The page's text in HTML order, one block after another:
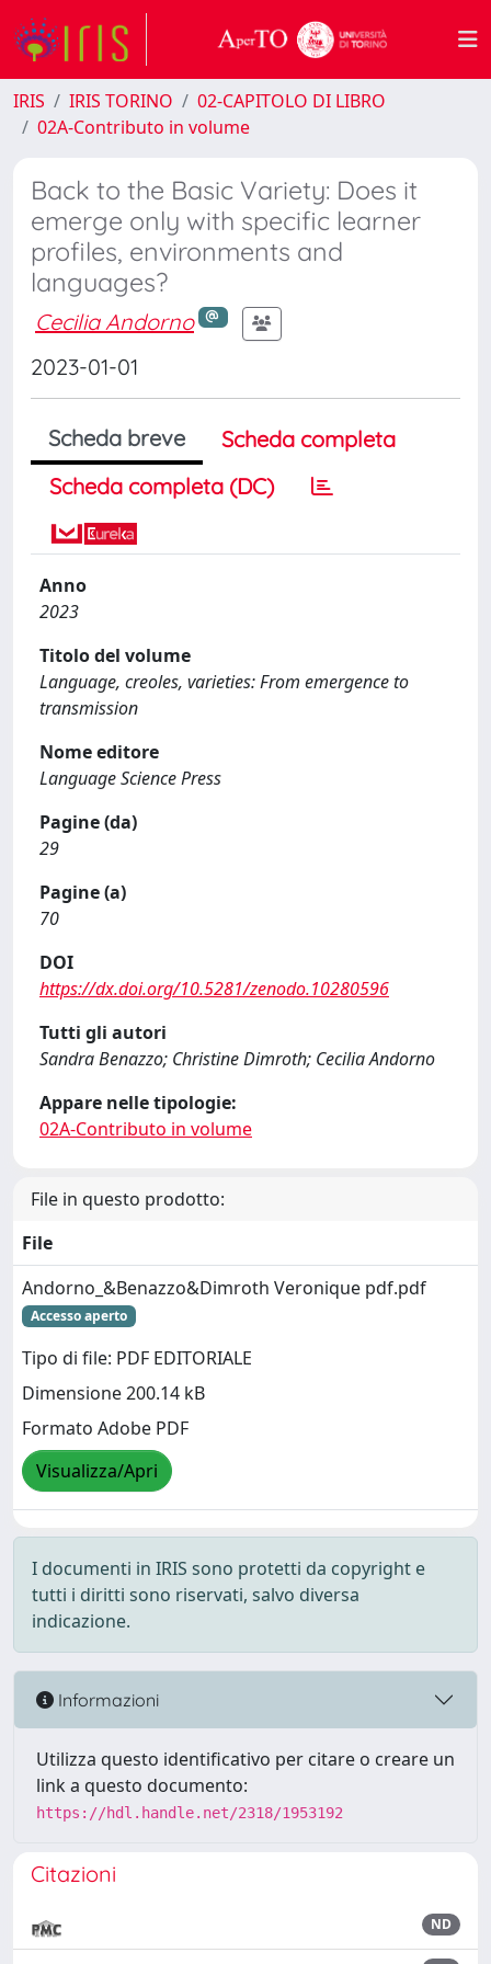
IRIS IRIS TORINO
02-CAPITOLO DI LIBRO
02A-Contributo in volume
Back to the Basic Variety: Does it
emerge only with specific learner
profiles, environments and
languages?
Cecilia Andorno
2023-01-01
Scheda breve
Scheda completa
Scheda completa (DC)
Anno
2023
Titolo del volume
Language, creoles, varieties: From emergence to
transmission
Nome editore
Language Science Press
Pagine (da)
29
Pagine (a)
70
DOI
https://dx.doi.org/10.5281/zenodo.10280596
Tutti gli autori
Sandra Benazzo; Christine Dimroth; Cecilia Andorno
Appare nelle tipologie:
02A-Contributo in volume
File in questo prodotto:
File
Andorno_&Benazzo&Dimroth Veronique pdf.pdf
Accesso aperto
Tipo di file: PDF EDITORIALE
Dimensione 200.14 kB
Formato Adobe PDF
Visualizza/Apri
I documenti in IRIS sono protetti da copyright e
tutti i diritti sono riservati, salvo diversa
indicazione.
Informazioni
Utilizza questo identificativo per citare o creare un
link a questo documento:
https://hdl.handle.net/2318/1953192
Citazioni
ND